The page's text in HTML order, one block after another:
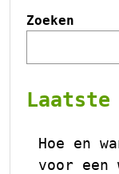
Zoeken
Hoe en
voor een